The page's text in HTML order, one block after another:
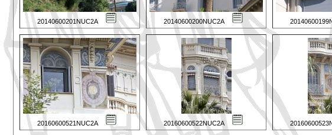
20140600201NUC2A 20140600200NUC2A
20160600521NUC2A 20160600522NUC2A